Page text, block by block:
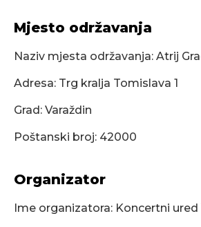
Mjesto održavanja
Naziv mjesta održavanja: Atrij
Adresa: Trg kralja Tomislava 1
Grad: Varaždin
Poštanski broj: 42000
Organizator
Ime organizatora: Koncertni ured